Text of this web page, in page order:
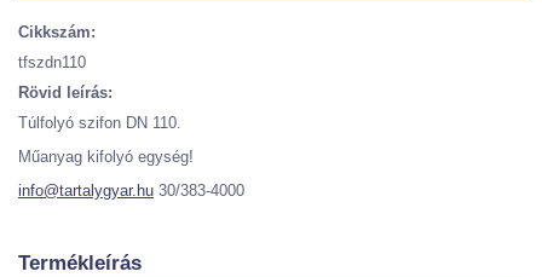
Cikkszám:
tfszdn110
Rövid leírás:
Túlfolyó szifon DN 110.
Műanyag kifolyó egység!
info@tartalygyar.hu 30/383-4000
Termékleírás